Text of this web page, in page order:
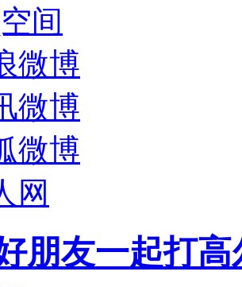
间
微博
微博
微博
网
好朋友一起打